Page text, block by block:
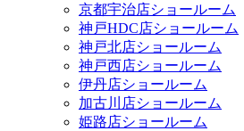
京都宇治店ショールーム
神戸HDC店ショールーム
神戸北店ショールーム
神戸西店ショールーム
伊丹店ショールーム
加古川店ショールーム
姫路店ショールーム